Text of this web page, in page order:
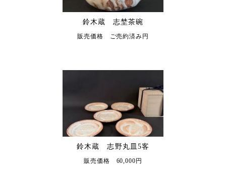
鈴木蔵 志埜茶碗
販売価格 ご売約済み円
鈴木蔵 志野丸皿5客
販売価格 60,000円